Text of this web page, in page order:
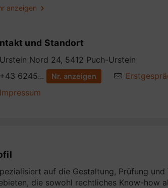
anzeigen
und Standort
Urstein Nord 24, 5412 Puch-Urstein
+43 6245...
Nr. anzeigen
Impressum
auf die Gestaltung, Prüfung
die sowohl rechtliches Know-how